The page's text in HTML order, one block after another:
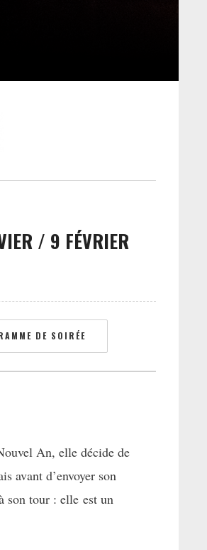
/ 9 FÉVRIER
DE SOIRÉE
An, elle décide de
avant d’envoyer son
son tour : elle est un